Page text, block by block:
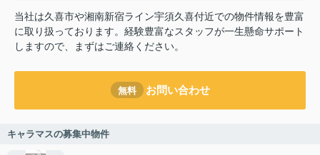
当社は久喜市や湘南新宿ライン宇須久喜付近での物件情報を豊富
に取り扱っております。経験豊富なスタッフが一生懸命サポート
しますので、まずはご連絡ください。
無料 お問い合わせ
キャラマスの募集中物件